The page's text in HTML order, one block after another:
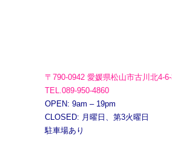
〒790-0942 愛媛県松山市古川北4-
TEL.089-950-4860
OPEN: 9am – 19pm
CLOSED: 月曜日、第3火曜日
駐車場あり